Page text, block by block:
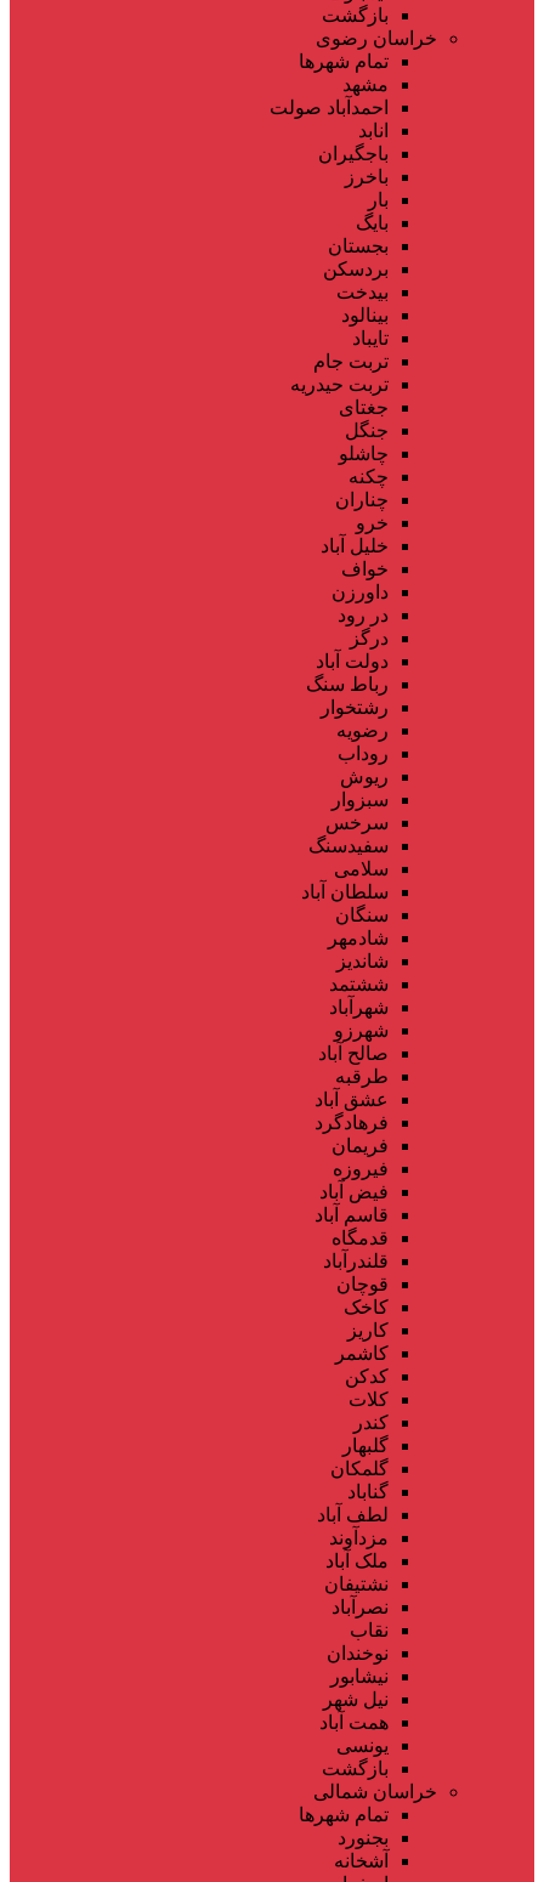
بازگشت
خراسان رضوی
تمام شهر‌ها
مشهد
احمدآباد صولت
انابد
باجگیران
باخرز
بار
بایگ
بجستان
بردسکن
بیدخت
بینالود
تایباد
تربت جام
تربت حیدریه
جغتای
جنگل
چاشلو
چکنه
چناران
خرو
خلیل آباد
خواف
داورزن
در رود
درگز
دولت آباد
رباط سنگ
رشتخوار
رضویه
روداب
ریوش
سبزوار
سرخس
سفیدسنگ
سلامی
سلطان آباد
سنگان
شادمهر
شاندیز
ششتمد
شهرآباد
شهرزو
صالح آباد
طرقبه
عشق آباد
فرهادگرد
فریمان
فیروزه
فیض آباد
قاسم آباد
قدمگاه
قلندرآباد
قوچان
کاخک
کاریز
کاشمر
کدکن
کلات
کندر
گلبهار
گلمکان
گناباد
لطف آباد
مزدآوند
ملک آباد
نشتیفان
نصرآباد
نقاب
نوخندان
نیشابور
نیل شهر
همت آباد
یونسی
بازگشت
خراسان شمالی
تمام شهر‌ها
بجنورد
آشخانه